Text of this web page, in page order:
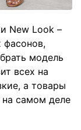
New Look –
фасонов,
модель
всех на
а товары
на самом деле